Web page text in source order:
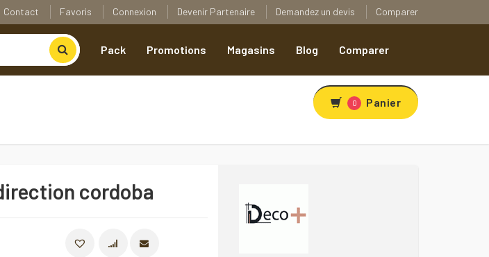
Contact Favoris Connexion Devenir Partenaire Demandez un devis Comparer
Pack Promotions Magasins Blog Comparer
0 Panier
cordoba
COMPARER